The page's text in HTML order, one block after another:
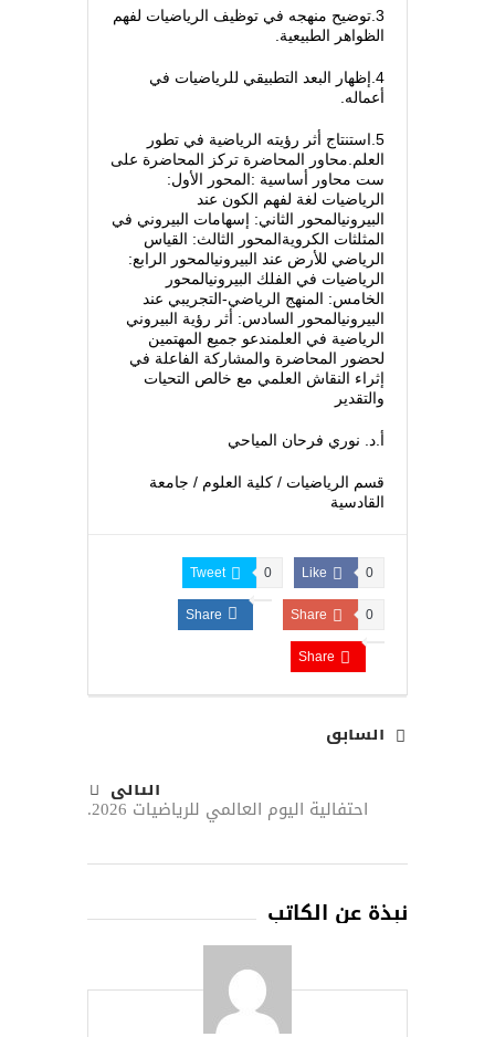
3.توضيح منهجه في توظيف الرياضيات لفهم
الظواهر الطبيعية.
4.إظهار البعد التطبيقي للرياضيات في
أعماله.
5.استنتاج أثر رؤيته الرياضية في تطور
العلم.محاور المحاضرة تركز المحاضرة على
ست محاور أساسية :المحور الأول:
الرياضيات لغة لفهم الكون عند
البيرونيالمحور الثاني: إسهامات البيروني في
المثلثات الكرويةالمحور الثالث: القياس
الرياضي للأرض عند البيرونيالمحور الرابع:
الرياضيات في الفلك البيرونيالمحور
الخامس: المنهج الرياضي-التجريبي عند
البيرونيالمحور السادس: أثر رؤية البيروني
الرياضية في العلمندعو جميع المهتمين
لحضور المحاضرة والمشاركة الفاعلة في
إثراء النقاش العلمي مع خالص التحيات
والتقدير
أ.د. نوري فرحان المياحي
قسم الرياضيات / كلية العلوم / جامعة
القادسية
Like 0
Tweet 0
Share 0
Share
Share
السابق
التالى
احتفالية اليوم العالمي للرياضيات 2026.
نبذة عن الكاتب